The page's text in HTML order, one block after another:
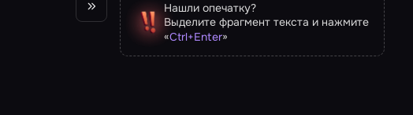
Нашли опечатку?
Выделите фрагмент текста и нажмите
«Ctrl+Enter»